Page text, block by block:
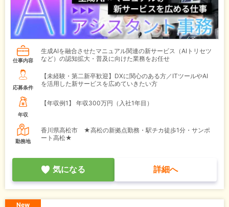
仕事内容
生成AIを融合させたマニュアル関連の新サービス（AIトリセツ
など）の認知拡大・普及に向けた業務をお任せ
応募条件
【未経験・第二新卒歓迎】DXに関心のある方／ITツールやAI
を活用した新サービスを広めていきたい方
年収
【年収例1】 年収300万円（入社1年目）
勤務地
香川県高松市 ★高松の新拠点勤務・駅チカ徒歩1分・サンポ
ート高松★
気になる 詳細へ
New